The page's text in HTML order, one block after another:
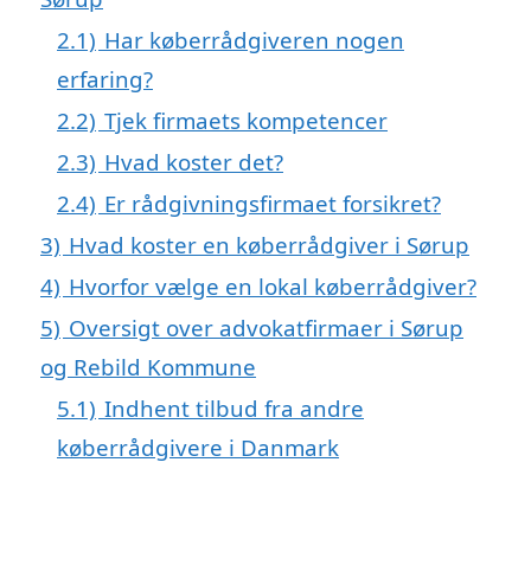
2.1) Har køberrådgiveren nogen
erfaring?
2.2) Tjek firmaets kompetencer
2.3) Hvad koster det?
2.4) Er rådgivningsfirmaet forsikret?
3) Hvad koster en køberrådgiver i Sørup
4) Hvorfor vælge en lokal køberrådgiver?
5) Oversigt over advokatfirmaer i Sørup
og Rebild Kommune
5.1) Indhent tilbud fra andre
køberrådgivere i Danmark